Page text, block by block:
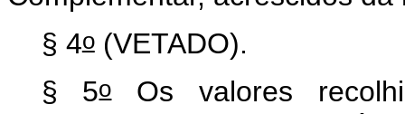
§ 4o(VETADO).
§ 5oOs valores